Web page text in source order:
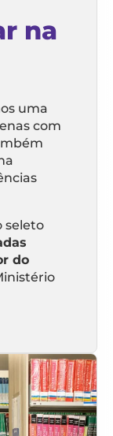
na
uma
com
seleto
do